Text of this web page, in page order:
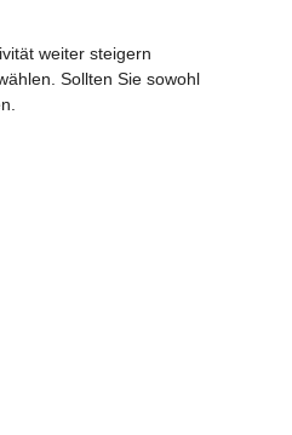
weiter steigern
Sollten Sie sowohl